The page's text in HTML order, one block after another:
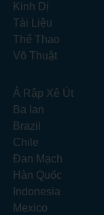
Kinh Dị
Tài Liệu
Thể Thao
Võ Thuật
Ả Rập Xê Út
Ba lan
Brazil
Chile
Đan Mạch
Hàn Quốc
Indonesia
Mexico